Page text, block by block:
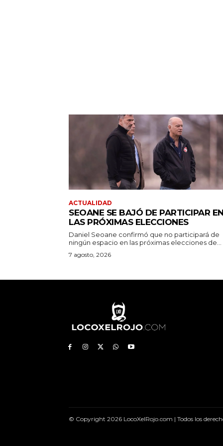
ACTUALIDAD
SEOANE SE BAJÓ DE PARTICIPAR EN
LAS PRÓXIMAS ELECCIONES
Daniel Seoane confirmó que no participará de
ningún espacio en las próximas elecciones de...
7 agosto, 2026
© Copyright 2026 LocoXelRojo.com | Todos los